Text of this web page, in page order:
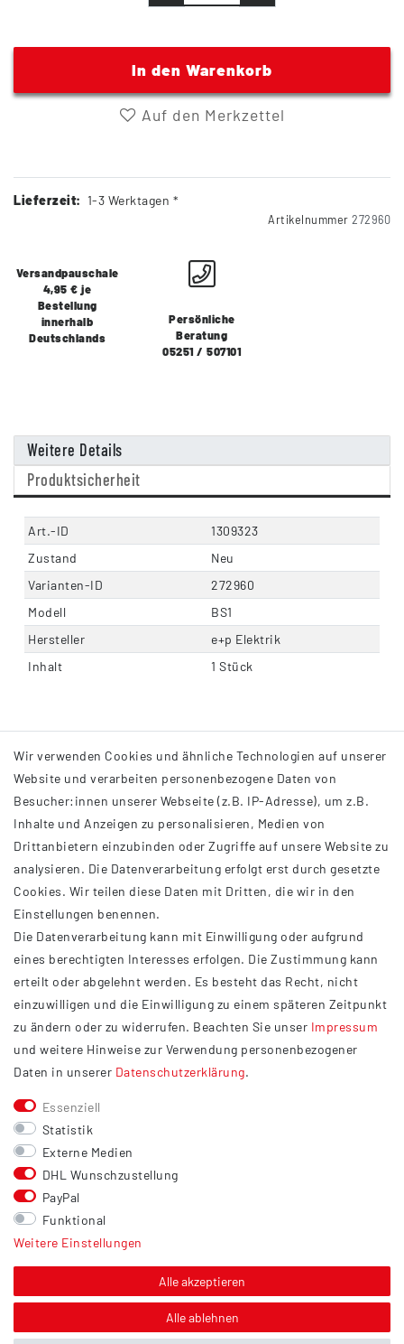
In den Warenkorb
Auf den Merkzettel
Lieferzeit: 1-3 Werktagen *
Artikelnummer 272960
Versandpauschale
4,95 € je
Bestellung
innerhalb
Deutschlands
Persönliche
Beratung
05251 / 507101
Weitere Details
Produktsicherheit
Art.-ID
1309323
Zustand
Neu
Varianten-ID
272960
Modell
BS1
Hersteller
e+p Elektrik
Inhalt
1 Stück
INFORMATIONEN
AGB
Impressum
Datenschutzerklärung
Widerrufsrecht
Barrierefreiheit
Service
Kontakt
Versand
Zahlung
Vertrag widerrufen
Sonstiges
Hinweis zur Entsorgung von Altbatterien & Altöl
Über uns
Wir verwenden Cookies und ähnliche Technologien auf unserer
Website und verarbeiten personenbezogene Daten von
Besucher:innen unserer Webseite (z.B. IP-Adresse), um z.B.
Inhalte und Anzeigen zu personalisieren, Medien von
Drittanbietern einzubinden oder Zugriffe auf unsere Website zu
analysieren. Die Datenverarbeitung erfolgt erst durch gesetzte
Cookies. Wir teilen diese Daten mit Dritten, die wir in den
Einstellungen benennen.
Die Datenverarbeitung kann mit Einwilligung oder aufgrund
eines berechtigten Interesses erfolgen. Die Zustimmung kann
erteilt oder abgelehnt werden. Es besteht das Recht, nicht
einzuwilligen und die Einwilligung zu einem späteren Zeitpunkt
zu ändern oder zu widerrufen. Beachten Sie unser Impressum
und weitere Hinweise zur Verwendung personenbezogener
Daten in unserer Daten­schutz­erklärung.
Essenziell
Statistik
Externe Medien
DHL Wunschzustellung
PayPal
Funktional
Weitere Einstellungen
Alle akzeptieren
Alle ablehnen